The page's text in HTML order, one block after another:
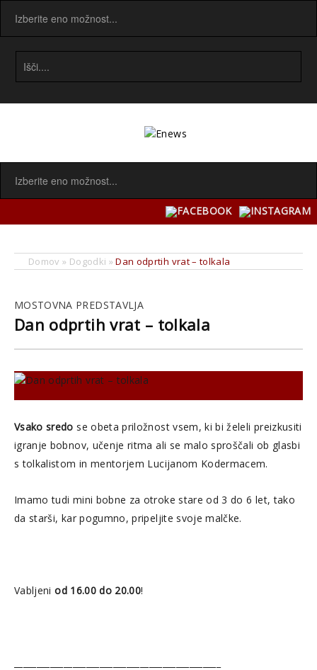
Domov » Dogodki »Dan odprtih vrat – tolkala
MOSTOVNA PREDSTAVLJA
Dan odprtih vrat – tolkala
Vsako sredo se obeta priložnost vsem, ki bi želeli preizkusiti
igranje bobnov, učenje ritma ali se malo sproščali ob glasbi
s tolkalistom in mentorjem Lucijanom Kodermacem.
Imamo tudi mini bobne za otroke stare od 3 do 6 let, tako
da starši, kar pogumno, pripeljite svoje malčke.
Vabljeniod 16.00 do 20.00!